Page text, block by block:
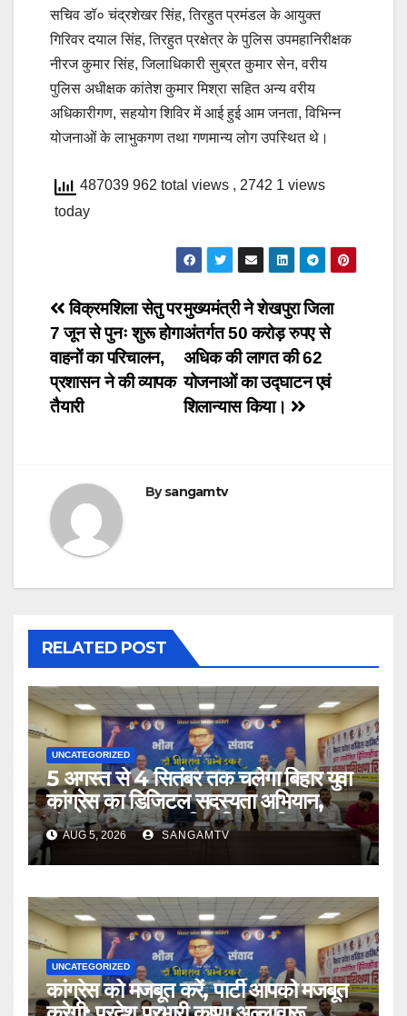
सचिव डॉ० चंद्रशेखर सिंह, तिरहुत प्रमंडल के आयुक्त
गिरिवर दयाल सिंह, तिरहुत प्रक्षेत्र के पुलिस उपमहानिरीक्षक
नीरज कुमार सिंह, जिलाधिकारी सुब्रत कुमार सेन, वरीय
पुलिस अधीक्षक कांतेश कुमार मिश्रा सहित अन्य वरीय
अधिकारीगण, सहयोग शिविर में आई हुई आम जनता, विभिन्न
योजनाओं के लाभुकगण तथा गणमान्य लोग उपस्थित थे।
487039 962 total views , 2742 1 views
today
Post
navigation
मुख्यमंत्री ने शेखपुरा जिला
अंतर्गत 50 करोड़ रुपए से
अधिक की लागत की 62
योजनाओं का उद्घाटन एवं
शिलान्यास किया।
विक्रमशिला सेतु पर
7 जून से पुनः शुरू होगा
वाहनों का परिचालन,
प्रशासन ने की व्यापक
तैयारी
Bysangamtv
RELATED POST
UNCATEGORIZED
5 अगस्त से 4 सितंबर तक चलेगा बिहार युवा
कांग्रेस का डिजिटल सदस्यता अभियान,
संगठनात्मक चुनाव की प्रक्रिया भी शुरू
AUG 5, 2026 SANGAMTV
UNCATEGORIZED
कांग्रेस को मजबूत करें, पार्टी आपको मजबूत